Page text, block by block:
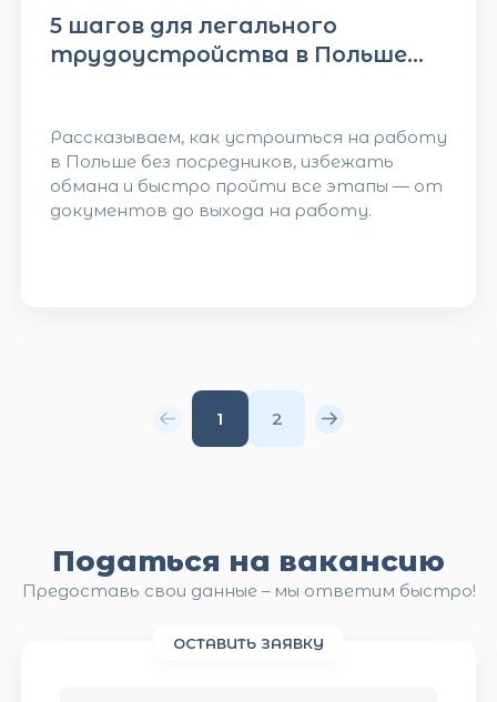
5 шагов для легального
трудоустройства в Польше
Рассказываем, как устроиться на работу
в Польше без посредников, избежать
обмана и быстро пройти все этапы — от
документов до выхода на работу.
1 2
Податься на вакансию
Предоставь свои данные – мы ответим быстро!
ОСТАВИТЬ ЗАЯВКУ